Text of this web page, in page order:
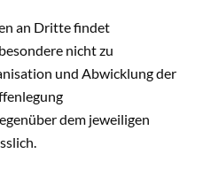
an Dritte findet
nicht zu
und Abwicklung der
dem jeweiligen